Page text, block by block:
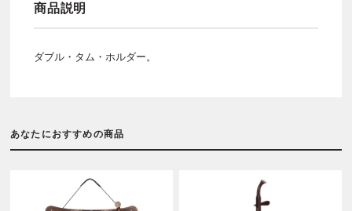
商品説明
ダブル・タム・ホルダー。
あなたにおすすめの商品